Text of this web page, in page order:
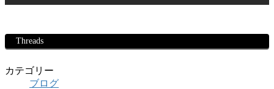
Threads
カテゴリー
ブログ